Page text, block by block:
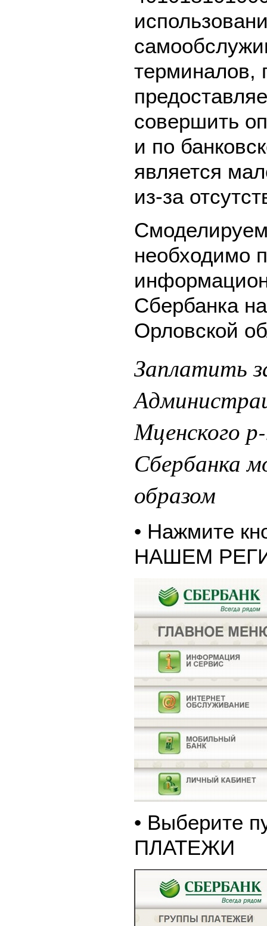
терминалов,
совершить
и по
является
из-за
необходимо
Сбербанка
Орловской
Мценского
Сбербанка
образом
• Нажмите
НАШЕМ
• Выберите
ПЛАТЕЖИ